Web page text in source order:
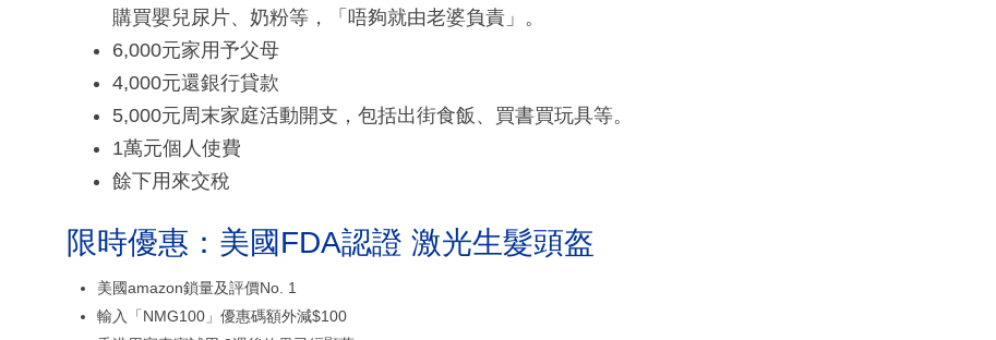
購買嬰兒尿片、奶粉等，「唔夠就由老婆負責」。
6,000元家用予父母
4,000元還銀行貸款
5,000元周末家庭活動開支，包括出街食飯、買書買玩具等。
1萬元個人使費
餘下用來交稅
限時優惠：美國FDA認證 激光生髮頭盔
美國amazon鎖量及評價No. 1
輸入「NMG100」優惠碼額外減$100